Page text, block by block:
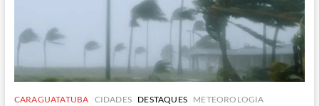
CARAGUATATUBA CIDADES DESTAQUES
METEOROLOGIA